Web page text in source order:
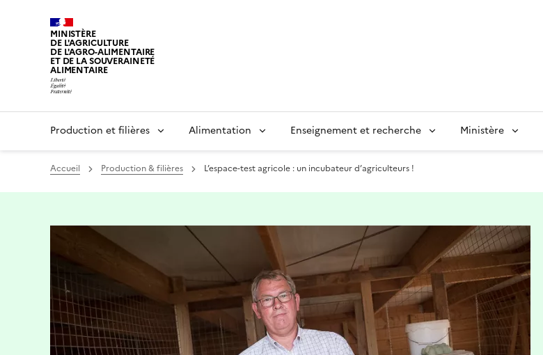
MINISTÈRE
DE L'AGRICULTURE
DE L'AGRO-ALIMENTAIRE
ET DE LA SOUVERAINETÉ
ALIMENTAIRE
Production et filières Alimentation Enseignement et recherche Ministère
Accueil Production & filières L’espace-test agricole : un incubateur d’agriculteurs !